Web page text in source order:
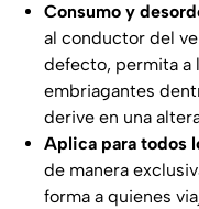
Consumo y
al conductor del
defecto, permita a
embriagantes
derive en una
Aplica para todos
de manera
forma a quienes